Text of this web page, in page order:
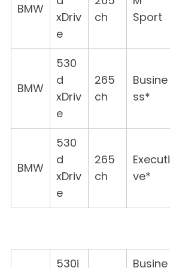
BMW
xDriv
e
ch
Sport
BMW
530
d
xDriv
e
265
ch
Busine
ss*
BMW
530
d
xDriv
e
265
ch
Executi
ve*
530i Busine